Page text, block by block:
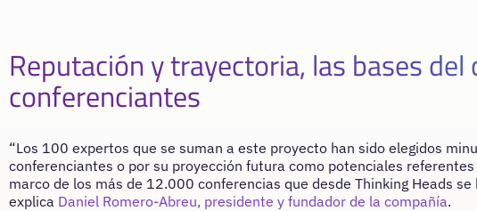
Reputación y trayectoria, las bases del
conferenciantes
“Los 100 expertos que se suman a este proyecto han sido elegidos
conferenciantes o por su proyección futura como potenciales
marco de los más de 12.000 conferencias que desde Thinking Heads
explica Daniel Romero-Abreu, presidente y fundador de la compañía.